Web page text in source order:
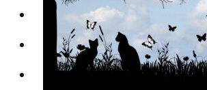
कृषि
धर्म
विज्ञान तकनीकी